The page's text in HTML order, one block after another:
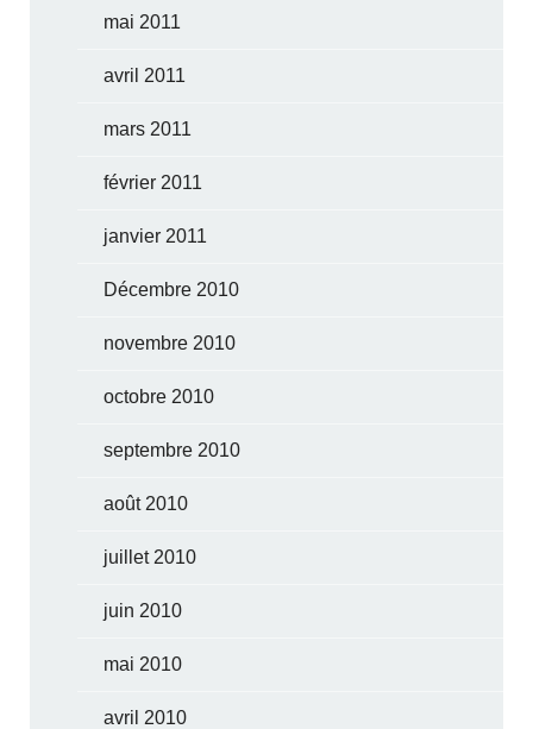
mai 2011
avril 2011
mars 2011
février 2011
janvier 2011
Décembre 2010
novembre 2010
octobre 2010
septembre 2010
août 2010
juillet 2010
juin 2010
mai 2010
avril 2010